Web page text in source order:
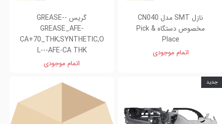
نازل SMT مدل CN040
مخصوص دستگاه Pick &
Place
اتمام موجودی
گریس -GREASE-
GREASE_AFE-
CA+70_THK;SYNTHETIC,O
L---AFE-CA THK
اتمام موجودی
جدید